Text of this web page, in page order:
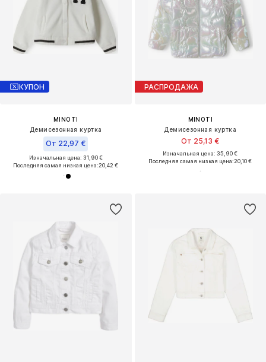
КУПОН
MINOTI
Демисезонная куртка
От 22,97 €
Изначальная цена: 31,90 €
Последняя самая низкая цена:20,42 €
РАСПРОДАЖА
MINOTI
Демисезонная куртка
От 25,13 €
Изначальная цена: 35,90 €
Последняя самая низкая цена:20,10 €